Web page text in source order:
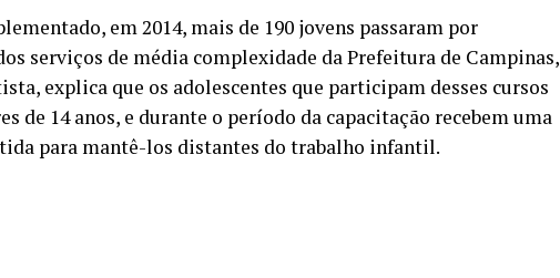
em 2014, mais de 190 jovens passaram por
serviços de média complexidade da Prefeitura de Campinas,
explica que os adolescentes que participam desses cursos
de 14 anos, e durante o período da capacitação recebem uma
para mantê-los distantes do trabalho infantil.